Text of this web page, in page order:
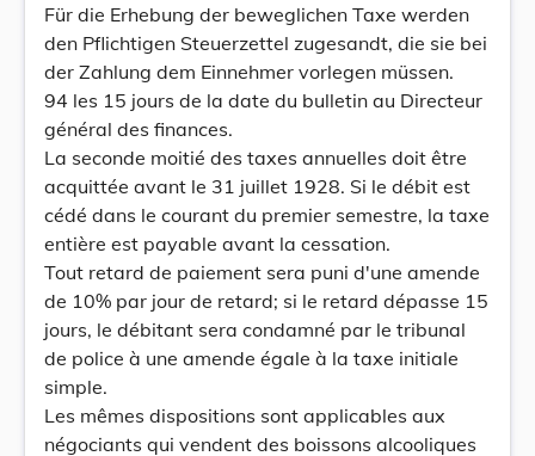
Für die Erhebung der beweglichen Taxe werden
den Pflichtigen Steuerzettel zugesandt, die sie bei
der Zahlung dem Einnehmer vorlegen müssen.
94 les 15 jours de la date du bulletin au Directeur
général des finances.
La seconde moitié des taxes annuelles doit être
acquittée avant le 31 juillet 1928. Si le débit est
cédé dans le courant du premier semestre, la taxe
entière est payable avant la cessation.
Tout retard de paiement sera puni d'une amende
de 10% par jour de retard; si le retard dépasse 15
jours, le débitant sera condamné par le tribunal
de police à une amende égale à la taxe initiale
simple.
Les mêmes dispositions sont applicables aux
négociants qui vendent des boissons alcooliques